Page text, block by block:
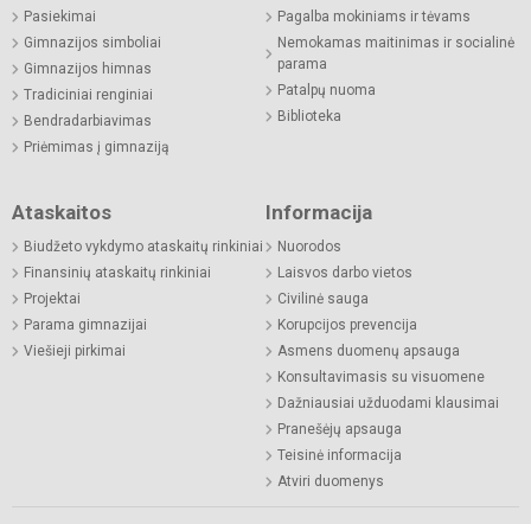
Pasiekimai
Gimnazijos simboliai
Gimnazijos himnas
Tradiciniai renginiai
Bendradarbiavimas
Priėmimas į gimnaziją
Pagalba mokiniams ir tėvams
Nemokamas maitinimas ir socialinė
parama
Patalpų nuoma
Biblioteka
Ataskaitos
Biudžeto vykdymo ataskaitų rinkiniai
Finansinių ataskaitų rinkiniai
Projektai
Parama gimnazijai
Viešieji pirkimai
Informacija
Nuorodos
Laisvos darbo vietos
Civilinė sauga
Korupcijos prevencija
Asmens duomenų apsauga
Konsultavimasis su visuomene
Dažniausiai užduodami klausimai
Pranešėjų apsauga
Teisinė informacija
Atviri duomenys